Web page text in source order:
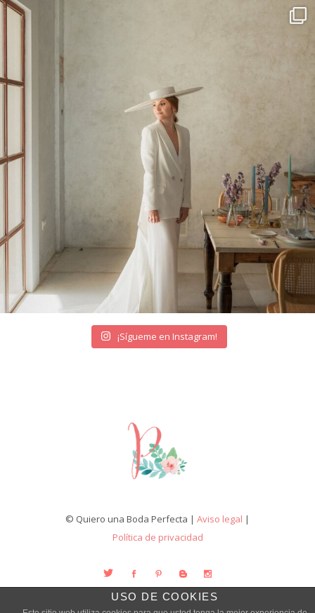
¡Sígueme en Instagram!
© Quiero una Boda Perfecta | Aviso legal |
Política de privacidad
USO DE COOKIES